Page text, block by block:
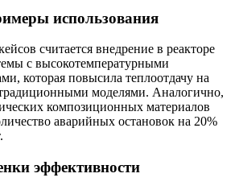
использования
считается внедрение в реакторе
с высокотемпературными
которая повысила теплоотдачу на
моделями. Аналогично,
композиционных материалов
аварийных остановок на 20%
эффективности